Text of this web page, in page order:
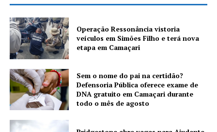
Operação Ressonância vistoria
veículos em Simões Filho e terá nova
etapa em Camaçari
Sem o nome do pai na certidão?
Defensoria Pública oferece exame de
DNA gratuito em Camaçari durante
todo o mês de agosto